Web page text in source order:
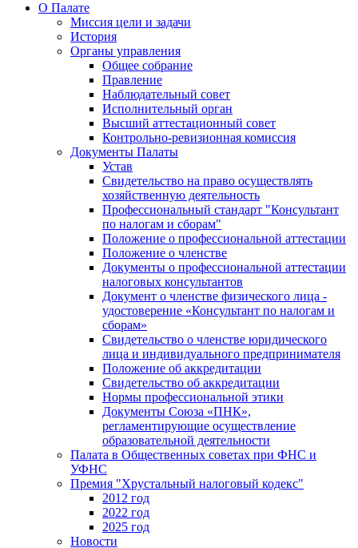
О Палате
Миссия цели и задачи
История
Органы управления
Общее собрание
Правление
Наблюдательный совет
Исполнительный орган
Высший аттестационный совет
Контрольно-ревизионная комиссия
Документы Палаты
Устав
Свидетельство на право осуществлять
хозяйственную деятельность
Профессиональный стандарт "Консультант
по налогам и сборам"
Положение о профессиональной аттестации
Положение о членстве
Документы о профессиональной аттестации
налоговых консультантов
Документ о членстве физического лица -
удостоверение «Консультант по налогам и
сборам»
Свидетельство о членстве юридического
лица и индивидуального предпринимателя
Положение об аккредитации
Свидетельство об аккредитации
Нормы профессиональной этики
Документы Союза «ПНК»,
регламентирующие осуществление
образовательной деятельности
Палата в Общественных советах при ФНС и
УФНС
Премия "Хрустальный налоговый кодекс"
2012 год
2022 год
2025 год
Новости